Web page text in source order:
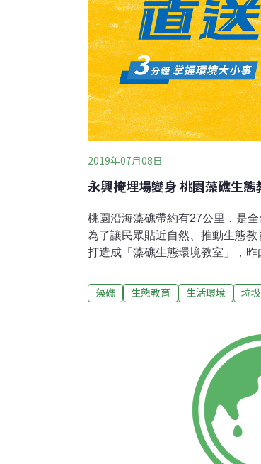
2019年07月08日
永興掩埋場變身 桃園藻礁生態
桃園沿海藻礁帶約有27公里，是
為了讓民眾貼近自然、推動生態
打造成「藻礁生態環境教室」，
室，透過實物觀察、感官體驗、多
態解說員，希望藉此促進市民、學
動物保護區，並推動工業區污染
藻礁生態豐富度，大潭藻礁雖未
藻礁 生態教育 生活環境 垃